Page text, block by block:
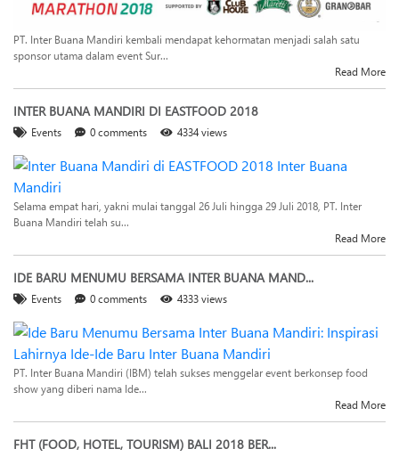
PT. Inter Buana Mandiri kembali mendapat kehormatan menjadi salah satu
sponsor utama dalam event Sur...
Read More
INTER BUANA MANDIRI DI EASTFOOD 2018
Events 0 comments 4334 views
Selama empat hari, yakni mulai tanggal 26 Juli hingga 29 Juli 2018, PT. Inter
Buana Mandiri telah su...
Read More
IDE BARU MENUMU BERSAMA INTER BUANA MAND...
Events 0 comments 4333 views
PT. Inter Buana Mandiri (IBM) telah sukses menggelar event berkonsep food
show yang diberi nama Ide...
Read More
FHT (FOOD, HOTEL, TOURISM) BALI 2018 BER...